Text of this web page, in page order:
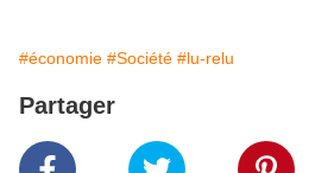
#économie #Société #lu-relu
Partager